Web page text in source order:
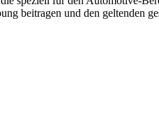
beitragen und den geltenden